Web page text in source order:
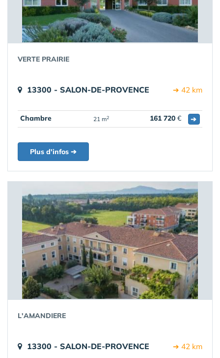
VERTE PRAIRIE
13300 - SALON-DE-PROVENCE ➔ 42 km
Chambre 21 m2 161 720 € ➔
Plus d'infos ➔
L'AMANDIERE
13300 - SALON-DE-PROVENCE ➔ 42 km